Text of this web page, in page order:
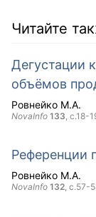
Читайте
Дегустации
объёмов
Ровнейко М.А.
NovaInfo 133, с.18-
Референции
Ровнейко М.А.
NovaInfo 132, с.57-